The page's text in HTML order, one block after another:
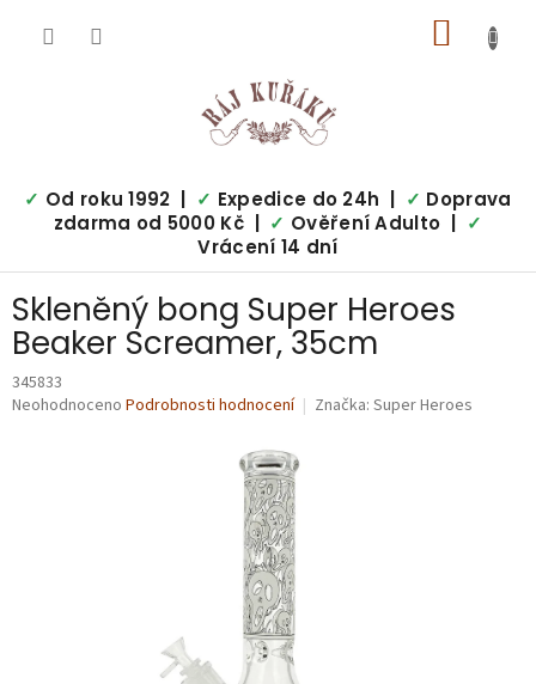
KOŠÍK
✓ Od roku 1992 | ✓ Expedice do 24h | ✓ Doprava
zdarma od 5000 Kč | ✓ Ověření Adulto |
✓
Vrácení 14 dní
Skleněný bong Super Heroes
Beaker Screamer, 35cm
345833
Průměrné
Neohodnoceno Podrobnosti hodnocení Značka: Super Heroes